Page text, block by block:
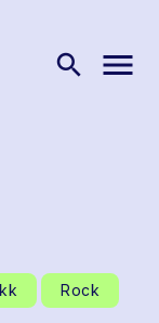
search menu
Rock